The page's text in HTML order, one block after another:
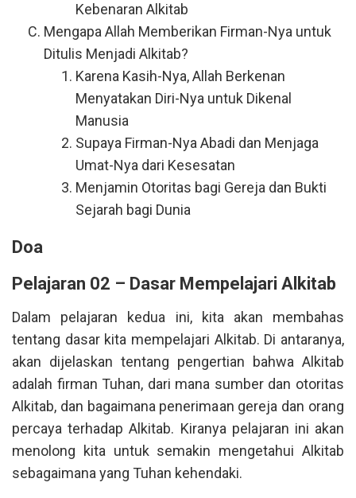
Kebenaran Alkitab
Mengapa Allah Memberikan Firman-Nya untuk
Ditulis Menjadi Alkitab?
Karena Kasih-Nya, Allah Berkenan
Menyatakan Diri-Nya untuk Dikenal
Manusia
Supaya Firman-Nya Abadi dan Menjaga
Umat-Nya dari Kesesatan
Menjamin Otoritas bagi Gereja dan Bukti
Sejarah bagi Dunia
Doa
Pelajaran 02 – Dasar Mempelajari Alkitab
Dalam pelajaran kedua ini, kita akan membahas
tentang dasar kita mempelajari Alkitab. Di antaranya,
akan dijelaskan tentang pengertian bahwa Alkitab
adalah firman Tuhan, dari mana sumber dan otoritas
Alkitab, dan bagaimana penerimaan gereja dan orang
percaya terhadap Alkitab. Kiranya pelajaran ini akan
menolong kita untuk semakin mengetahui Alkitab
sebagaimana yang Tuhan kehendaki.